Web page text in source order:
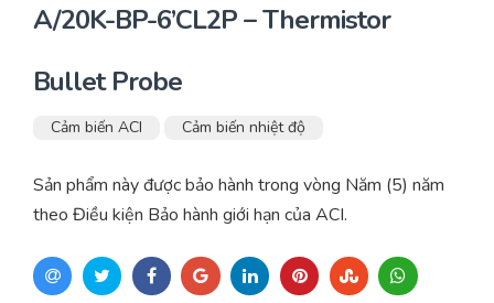
A/20K-BP-6’CL2P – Thermistor
Bullet Probe
Cảm biến ACI Cảm biến nhiệt độ
Sản phẩm này được bảo hành trong vòng Năm (5) năm
theo Điều kiện Bảo hành giới hạn của ACI.